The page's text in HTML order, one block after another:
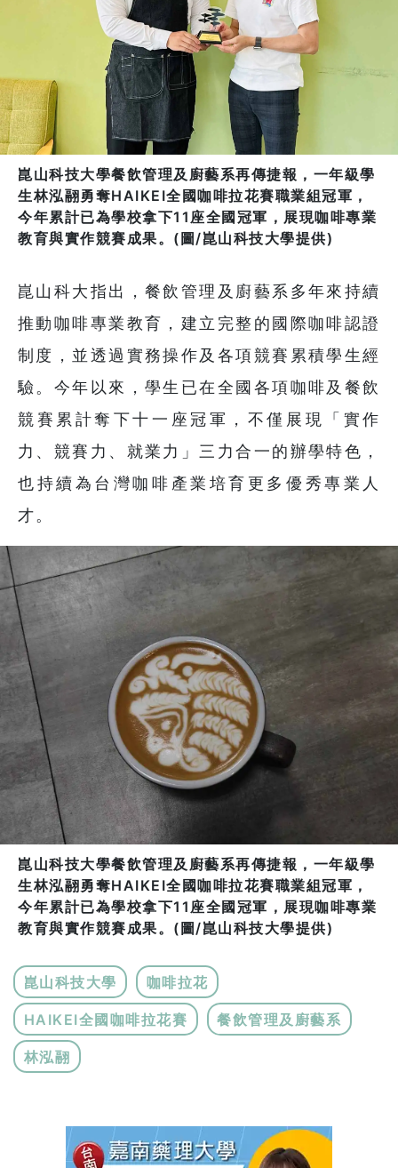
崑山科技大學餐飲管理及廚藝系再傳捷報，一年級學
生林泓翮勇奪HAIKEI全國咖啡拉花賽職業組冠軍，
今年累計已為學校拿下11座全國冠軍，展現咖啡專業
教育與實作競賽成果。(圖/崑山科技大學提供)
崑山科大指出，餐飲管理及廚藝系多年來持續
推動咖啡專業教育，建立完整的國際咖啡認證
制度，並透過實務操作及各項競賽累積學生經
驗。今年以來，學生已在全國各項咖啡及餐飲
競賽累計奪下十一座冠軍，不僅展現「實作
力、競賽力、就業力」三力合一的辦學特色，
也持續為台灣咖啡產業培育更多優秀專業人
才。
崑山科技大學餐飲管理及廚藝系再傳捷報，一年級學
生林泓翮勇奪HAIKEI全國咖啡拉花賽職業組冠軍，
今年累計已為學校拿下11座全國冠軍，展現咖啡專業
教育與實作競賽成果。(圖/崑山科技大學提供)
崑山科技大學 咖啡拉花
HAIKEI全國咖啡拉花賽 餐飲管理及廚藝系
林泓翮